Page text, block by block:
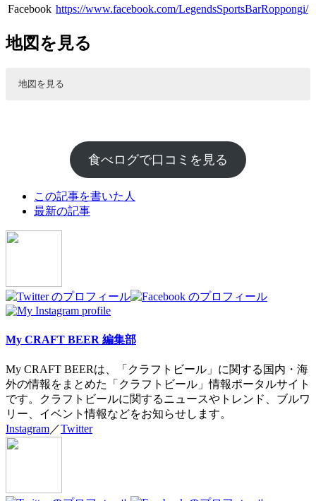
Facebook https://www.facebook.com/LegendsSportsBarRoppongi/
地図を見る
地図を見る
食べログで口コミを見る
following
tabs
change
この記事を書いた人
最新の記事
My CRAFT BEER 編集部
My CRAFT BEERは、「クラフトビール」に関する国内・海
外の情報をまとめた「クラフトビール」情報ポータルサイト
です。クラフトビールに関するニュースやトレンド、ブルワ
リー、イベント情報などをお知らせします。
Instagram／Twitter